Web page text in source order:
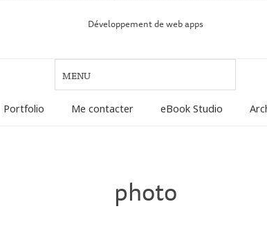
Développement de web apps
Portfolio Me contacter eBook Studio
photo